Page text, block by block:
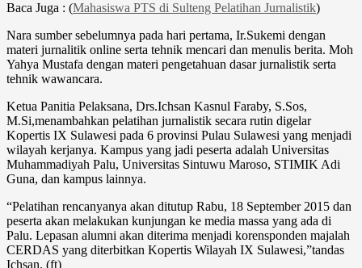
Baca Juga : (Mahasiswa PTS di Sulteng Pelatihan Jurnalistik)
Nara sumber sebelumnya pada hari pertama, Ir.Sukemi dengan
materi jurnalitik online serta tehnik mencari dan menulis berita. Moh
Yahya Mustafa dengan materi pengetahuan dasar jurnalistik serta
tehnik wawancara.
Ketua Panitia Pelaksana, Drs.Ichsan Kasnul Faraby, S.Sos,
M.Si,menambahkan pelatihan jurnalistik secara rutin digelar
Kopertis IX Sulawesi pada 6 provinsi Pulau Sulawesi yang menjadi
wilayah kerjanya. Kampus yang jadi peserta adalah Universitas
Muhammadiyah Palu, Universitas Sintuwu Maroso, STIMIK Adi
Guna, dan kampus lainnya.
“Pelatihan rencanyanya akan ditutup Rabu, 18 September 2015 dan
peserta akan melakukan kunjungan ke media massa yang ada di
Palu. Lepasan alumni akan diterima menjadi korensponden majalah
CERDAS yang diterbitkan Kopertis Wilayah IX Sulawesi,”tandas
Ichsan. (ft)